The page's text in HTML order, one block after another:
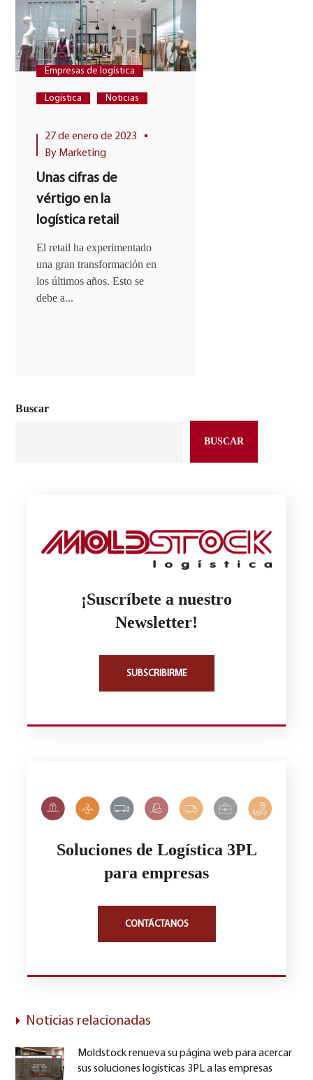
Empresas de logística
Logística Noticias
27 de enero de 2023
By Marketing
Unas cifras de
vértigo en la
logística retail
El retail ha experimentado
una gran transformación en
los últimos años. Esto se
debe a...
Buscar
BUSCAR
¡Suscríbete a nuestro
Newsletter!
SUBSCRIBIRME
Soluciones de Logística 3PL
para empresas
CONTÁCTANOS
Noticias relacionadas
Moldstock renueva su página web para acercar
sus soluciones logísticas 3PL a las empresas